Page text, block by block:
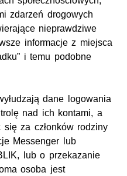
zdarzeń drogowych
nieprawdziwe
informacje z miejsca
i temu podobne
dane logowania
nad ich kontami, a
za członków rodziny
Messenger lub
lub o przekazanie
osoba jest